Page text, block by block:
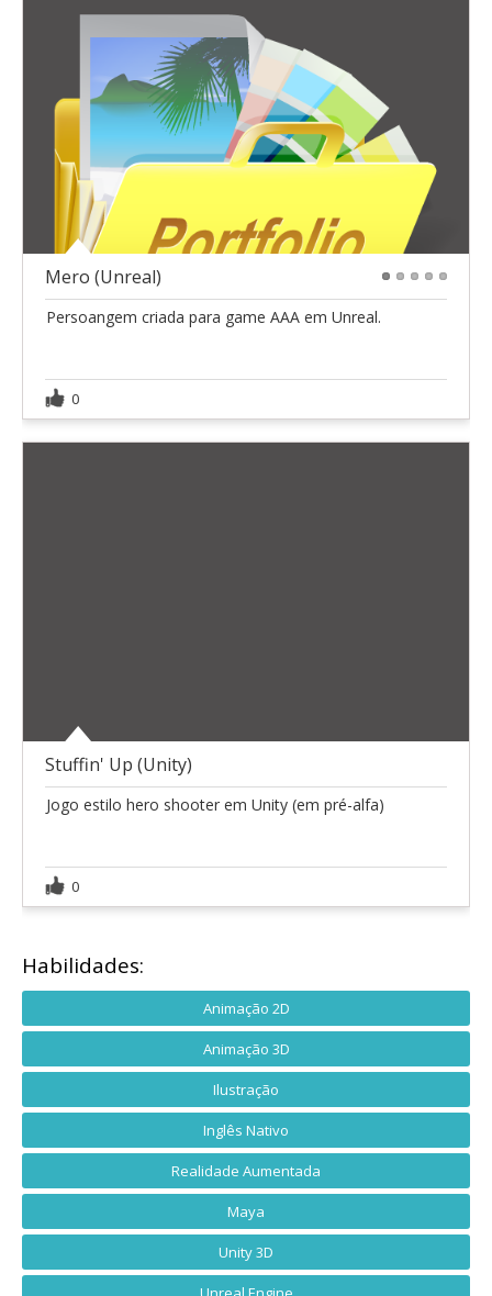
Mero (Unreal)
Persoangem criada para game AAA em Unreal.
0
Stuffin' Up (Unity)
Jogo estilo hero shooter em Unity (em pré-alfa)
0
Habilidades:
Animação 2D
Animação 3D
Ilustração
Inglês Nativo
Realidade Aumentada
Maya
Unity 3D